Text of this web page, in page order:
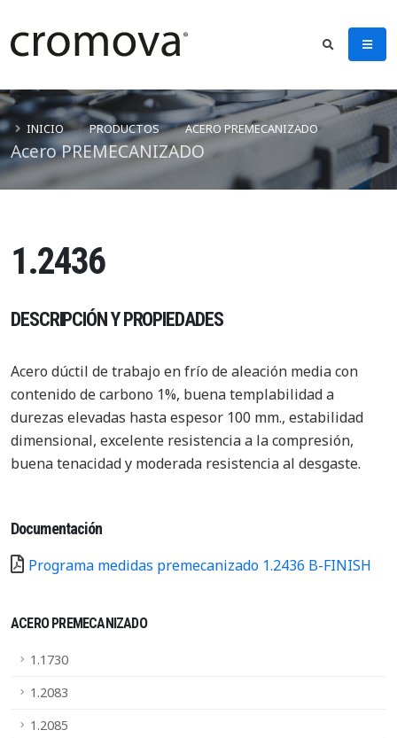
Acero PREMECANIZADO
INICIO PRODUCTOS ACERO PREMECANIZADO
ACERO PREMECANIZADO
1.1730
1.2083
1.2085
1.2436
DESCRIPCIÓN Y PROPIEDADES
Acero dúctil de trabajo en frío de aleación media con
contenido de carbono 1%, buena templabilidad a
durezas elevadas hasta espesor 100 mm., estabilidad
dimensional, excelente resistencia a la compresión,
buena tenacidad y moderada resistencia al desgaste.
Documentación
Programa medidas premecanizado 1.2436 B-FINISH